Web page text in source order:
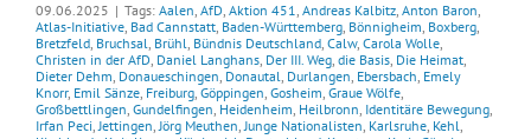
09.06.2025 | Tags: Aalen, AfD, Aktion 451, Andreas Kalbitz, Anton Baron,
Atlas-Initiative, Bad Cannstatt, Baden-Württemberg, Bönnigheim, Boxberg,
Bretzfeld, Bruchsal, Brühl, Bündnis Deutschland, Calw, Carola Wolle,
Christen in der AfD, Daniel Langhans, Der III. Weg, die Basis, Die Heimat,
Dieter Dehm, Donaueschingen, Donautal, Durlangen, Ebersbach, Emely
Knorr, Emil Sänze, Freiburg, Göppingen, Gosheim, Graue Wölfe,
Großbettlingen, Gundelfingen, Heidenheim, Heilbronn, Identitäre Bewegung,
Irfan Peci,Jettingen,Jörg Meuthen,Junge Nationalisten, Karlsruhe, Kehl,